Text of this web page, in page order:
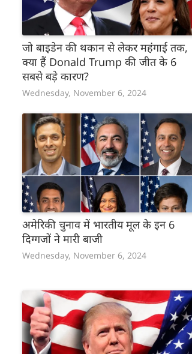
जो बाइडेन की थकान से लेकर महंगाई तक,
क्‍या हैं Donald Trump की जीत के 6
सबसे बड़े कारण?
Wednesday, November 6, 2024
अमेरिकी चुनाव में भारतीय मूल के इन 6
दिग्गजों ने मारी बाजी
Wednesday, November 6, 2024